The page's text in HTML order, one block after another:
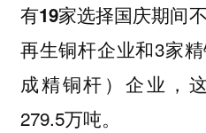
有19家选择国庆期间
再生铜杆企业和3家
成精铜杆）企业，
279.5万吨。